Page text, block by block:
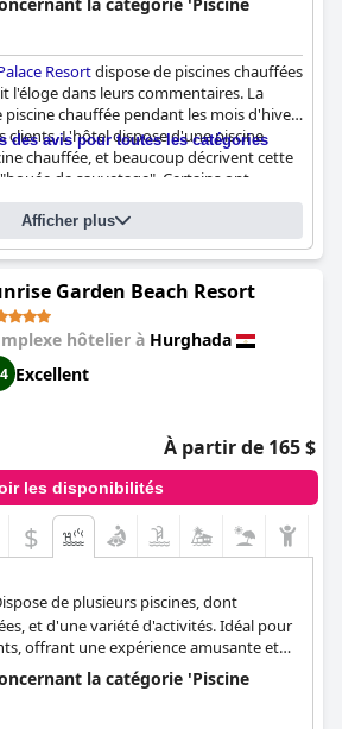
froides.
Resortdispose de piscines chauffées
l'éloge dans leurs commentaires. La
chauffée pendant les mois d'hiver
clients. L'hôtel dispose d'une piscine
chauffée, et beaucoup décrivent cette
de sauvetage". Certains ont
des piscines était un peu froide
fini par chauffer la piscine. Dans
d'une piscine bien chauffée est un
à l'expérience positive des
des avis pour toutes les catégories
dernièrement par Sunrise Mamlouk Palace
Pool
Afficher plus
Garden Beach Resort
hôtelier à Hurghada
Excellent
À partir de 165 $
les disponibilités
$
de plusieurs piscines, dont
et d'une variété d'activités. Idéal pour
offrant une expérience amusante et
la catégorie 'Piscine